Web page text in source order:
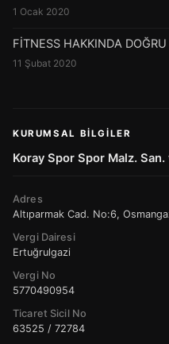
1 Ocak 2020
FİTNESS HAKKINDA
11 Şubat 2020
KURUMSAL BILGILER
Koray Spor Spor Malz.
Adres
Altıparmak Cad. No:6,
Vergi Dairesi
Ertuğrulgazi
Vergi No
5770490954
Ticaret Sicil No
63525 / 72784